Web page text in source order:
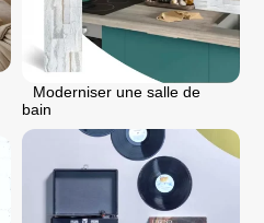
Moderniser une salle de
bain